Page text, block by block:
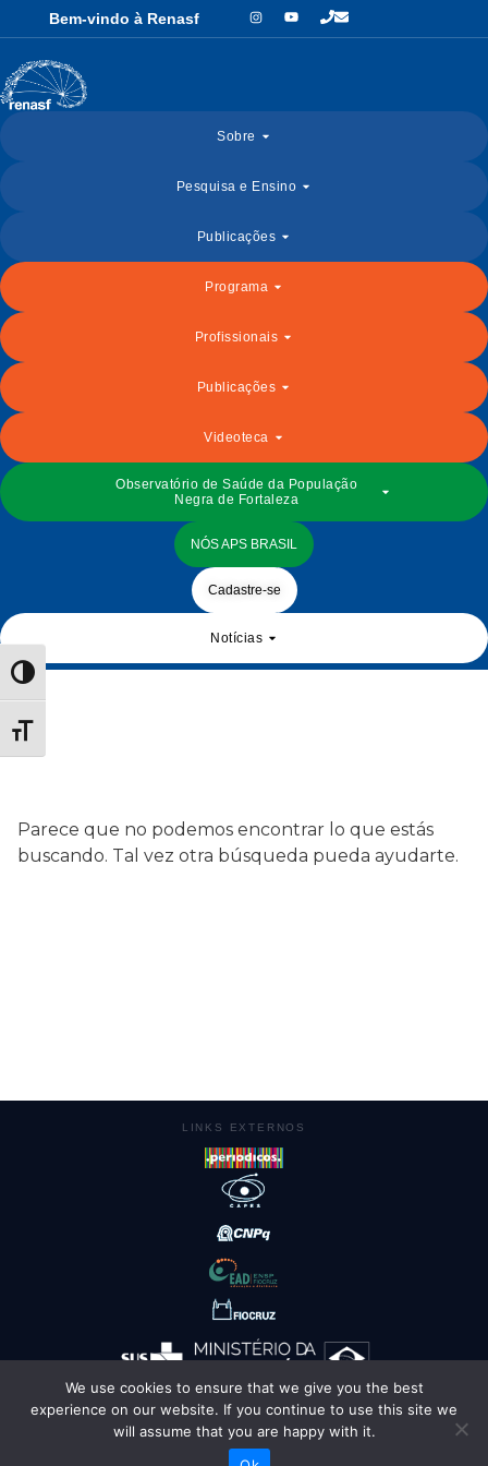
Alternar alto contraste
Alternar tamaño de letra
Bem-vindo à Renasf
Sobre
Pesquisa e Ensino
Publicações
Programa
Profissionais
Publicações
Videoteca
Observatório de Saúde da População
Negra de Fortaleza
NÓS APS BRASIL
Cadastre-se
Notícias
Parece que no podemos encontrar lo que estás
buscando. Tal vez otra búsqueda pueda ayudarte.
LINKS EXTERNOS
We use cookies to ensure that we give you the best
experience on our website. If you continue to use this site we
will assume that you are happy with it.